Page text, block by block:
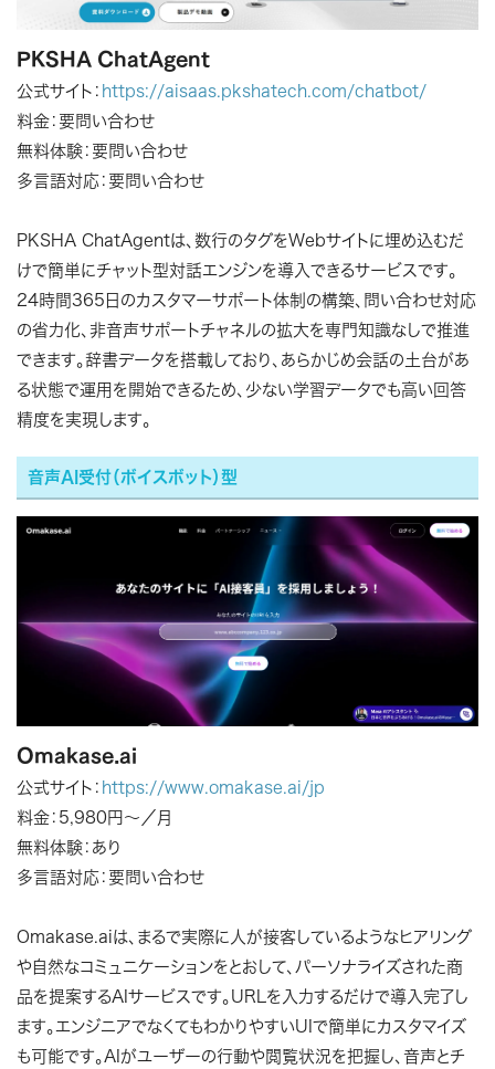
PKSHA ChatAgent
公式サイト： https://aisaas.pkshatech.com/chatbot/
料金：要問い合わせ
無料体験：要問い合わせ
多言語対応：要問い合わせ
PKSHA ChatAgentは、数行のタグをWebサイトに埋め込むだ
けで簡単にチャット型対話エンジンを導入できるサービスです。
24時間365日のカスタマーサポート体制の構築、問い合わせ対応
の省力化、非音声サポートチャネルの拡大を専門知識なしで推進
できます。辞書データを搭載しており、あらかじめ会話の土台があ
る状態で運用を開始できるため、少ない学習データでも高い回答
精度を実現します。
音声AI受付（ボイスボット）型
Omakase.ai
公式サイト： https://www.omakase.ai/jp
料金：5,980円～／月
無料体験：あり
多言語対応：要問い合わせ
Omakase.aiは、まるで実際に人が接客しているようなヒアリング
や自然なコミュニケーションをとおして、パーソナライズされた商
品を提案するAIサービスです。URLを入力するだけで導入完了し
ます。エンジニアでなくてもわかりやすいUIで簡単にカスタマイズ
も可能です。AIがユーザーの行動や閲覧状況を把握し、音声とチ